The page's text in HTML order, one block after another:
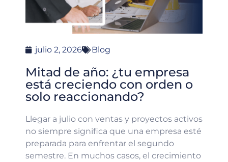
julio 2, 2026 Blog
Mitad de año: ¿tu empresa
está creciendo con orden o
solo reaccionando?
Llegar a julio con ventas y proyectos activos
no siempre significa que una empresa esté
preparada para enfrentar el segundo
semestre. En muchos casos, el crecimiento